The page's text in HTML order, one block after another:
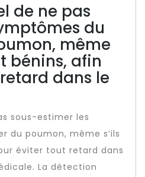
de ne pas
du
même
bénins, afin
dans le
sous-estimer les
du poumon, même s’ils
éviter tout retard dans
La détection